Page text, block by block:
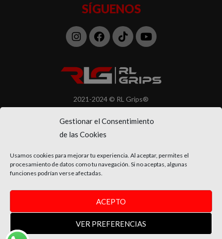
Gestionar el Consentimiento
de las Cookies
Usamos cookies para mejorar tu experiencia. Al aceptar, permites el
procesamiento de datos como tu navegación. Si no aceptas, algunas
funciones podrían verse afectadas.
ACEPTO
VER PREFERENCIAS
2021-2024 © RL Grips®
Todos los derechos reservados
SÍGUENOS
Instagram
Facebook
TiktokYoutube